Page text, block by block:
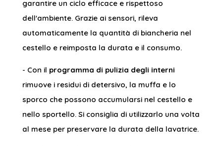
garantire un ciclo efficace e rispettoso
dell'ambiente. Grazie ai sensori, rileva
automaticamente la quantità di biancheria nel
cestello e reimposta la durata e il consumo.
- Con il programma di pulizia degli interni
rimuove i residui di detersivo, la muffa e lo
sporco che possono accumularsi nel cestello e
nello sportello. Si consiglia di utilizzarlo una volta
al mese per preservare la durata della lavatrice.